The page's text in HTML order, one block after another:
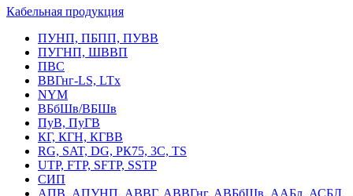
Кабельная продукция
ПУНП, ПБПП, ПУВВ
ПУГНП, ШВВП
ПВС
ВВГнг-LS, LTx
NYM
ВБбШв/ВБШв
ПуВ, ПуГВ
КГ, КГН, КГВВ
RG, SAT, DG, РК75, 3С, TS
UTP, FTP, SFTP, SSTP
СИП
АПВ, АПУНП, АВВГ, АВВГнг, АВБбШв, ААБл, АСБЛ,